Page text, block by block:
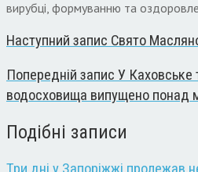
вирубці, формуванню та
Наступний запис Свято
Попередній запис У Каховське
водосховища випущено понад
Подібні записи